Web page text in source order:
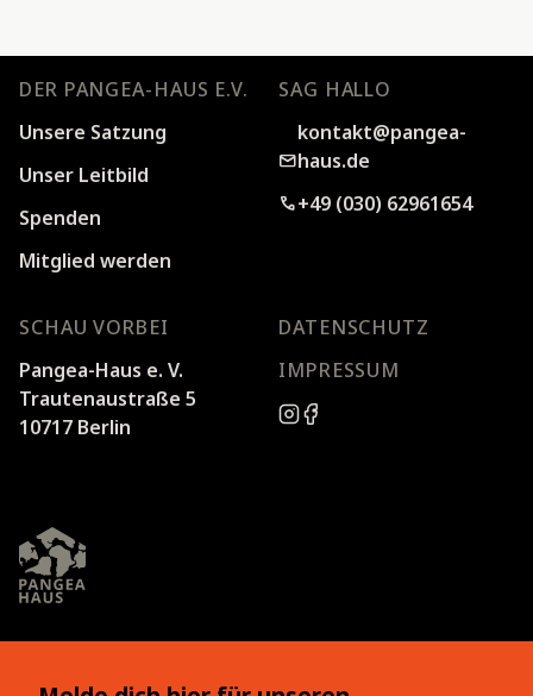
DER PANGEA-HAUS E.V.
Unsere Satzung
Unser Leitbild
Spenden
Mitglied werden
SAG HALLO
mail
kontakt@pangea-
haus.de
phone+49 (030) 62961654
SCHAU VORBEI
Pangea-Haus e. V.
Trautenaustraße 5
10717 Berlin
DATENSCHUTZ
IMPRESSUM